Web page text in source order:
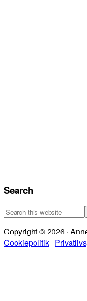
Search
Search
website
Copyright © 2026 ·
Cookiepolitik ·